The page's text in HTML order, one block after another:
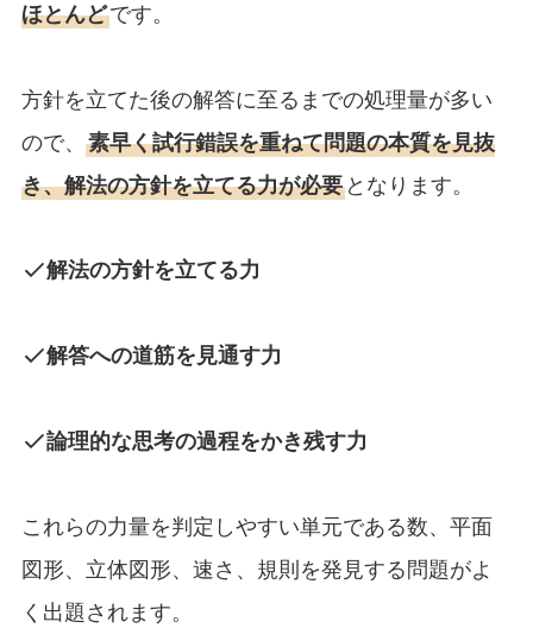
ほとんどです。
方針を立てた後の解答に至るまでの処理量が多い
ので、 素早く試行錯誤を重ねて問題の本質を見抜
き、解法の方針を立てる力が必要となります。
解法の方針を立てる力
解答への道筋を見通す力
論理的な思考の過程をかき残す力
これらの力量を判定しやすい単元である数、平面
図形、立体図形、速さ、規則を発見する問題がよ
く出題されます。